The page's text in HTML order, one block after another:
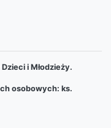
i Młodzieży.
osobowych: ks.